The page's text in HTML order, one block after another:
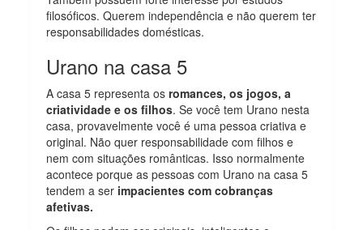
filosóficos. Querem independência e não querem ter
responsabilidades domésticas.
Urano na casa 5
A casa 5 representa osromances, os jogos, a
criatividade e os filhos. Se você tem Urano nesta
casa, provavelmente você é uma pessoa criativa e
original. Não quer responsabilidade com filhos e
nem com situações românticas. Isso normalmente
acontece porque as pessoas com Urano na casa 5
tendem a ser impacientes com cobranças
afetivas.